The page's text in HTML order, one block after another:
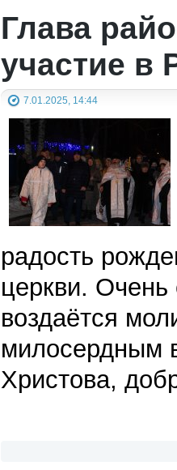
Глава
участие в
7.01.2025, 14:44
радость
церкви. Очень
воздаётся
милосердным
Христова,